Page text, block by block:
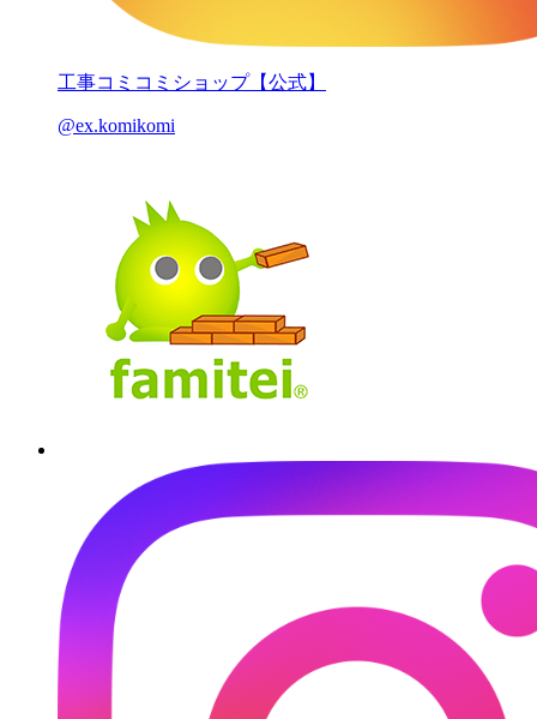
工事コミコミショップ【公式】
@ex.komikomi